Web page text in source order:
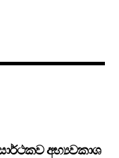
අභ්‍යවකාශ